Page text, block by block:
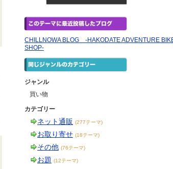
CHILLNOWA BLOG -HAKODATE ADVENTURE
SHOP-
ジャンル
買い物
カテゴリー
ネット通販 (277テーマ)
お取り寄せ (18テーマ)
その他 (76テーマ)
お題 (12テーマ)